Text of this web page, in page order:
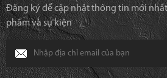
Đăng ký để cập nhật thông tin mới
phẩm và sự kiện